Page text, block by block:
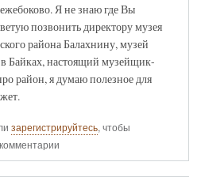
Я не знаю где Вы
позвонить директору музея
района Балахнину, музей
в Байках, настоящий музейщик-
район, я думаю полезное для
зарегистрируйтесь, чтобы